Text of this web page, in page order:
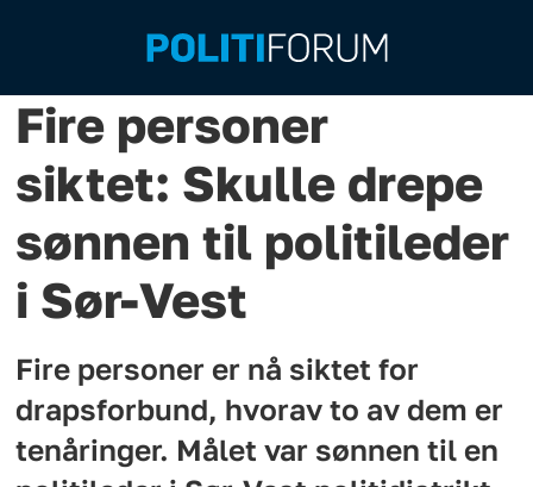
Fire personer
siktet: Skulle drepe
sønnen til politileder
i Sør-Vest
Fire personer er nå siktet for
drapsforbund, hvorav to av dem er
tenåringer. Målet var sønnen til en